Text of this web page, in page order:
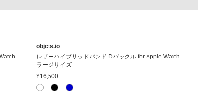
すべて表
objcts.io
レザーハイブリッドバンド Dバックル for Apple Watch
ラージサイズ
¥16,500